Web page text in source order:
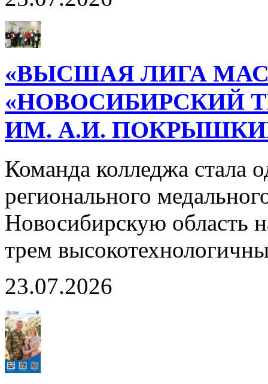
«ВЫСШАЯ ЛИГА
«НОВОСИБИРСКИЙ
ИМ. А.И.
Команда колледжа стала
регионального
Новосибирскую область
трем
23.07.2026